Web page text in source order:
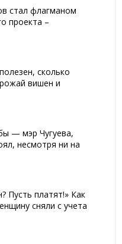
стал флагманом
проекта –
сколько
вишен и
— мэр Чугуева,
несмотря ни на
Пусть платят!» Как
сняли с учета